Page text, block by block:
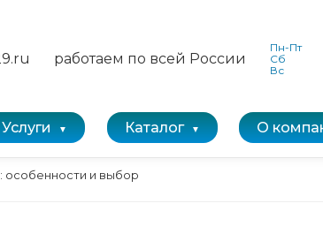
работаем по всей России
Пн-Пт
Сб
Вс
Услуги Каталог О
особенности и выбор